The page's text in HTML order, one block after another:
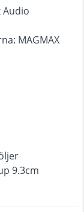
Audio
MAGMAX
9.3cm